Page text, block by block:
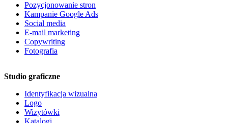
Pozycjonowanie stron
Kampanie Google Ads
Social media
E-mail marketing
Copywriting
Fotografia
Studio graficzne
Identyfikacja wizualna
Logo
Wizytówki